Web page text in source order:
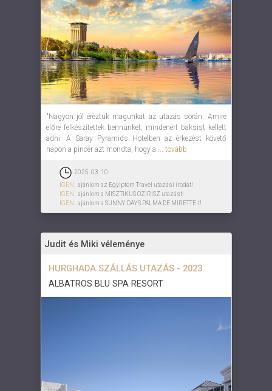
"Nagyon jól éreztük magunkat az utazás során. Amire
előre felkészítettek bennünket, mindenért baksist kellett
adni. A Saray Pyramids Hotelben az érkezést követő
napon a pincér azt mondta, hogy a ... tovább
2025. 03. 10.
IGEN,
ajánlom az Egyiptom Travel utazási irodát!
IGEN,
ajánlom a MISZTIKUS OZIRISZ utazást!
IGEN,
ajánlom a SUNNY DAYS PALMA DE MIRETTE-t!
Judit és Miki véleménye
HURGHADA SZÁLLÁS UTAZÁS - 2023
ALBATROS BLU SPA RESORT